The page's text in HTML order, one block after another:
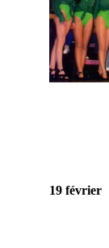
19 février